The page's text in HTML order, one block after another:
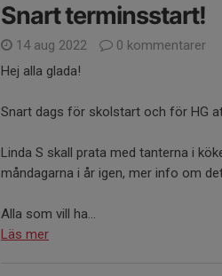
Snart terminsstart!
14 aug 2022
0 kommentarer
Hej alla glada!
Snart dags för skolstart och för HG
Linda S skall prata med tanterna i
måndagarna i år igen, mer info om
Alla som vill ha...
Läs mer